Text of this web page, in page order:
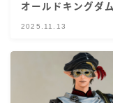
オールドキングダ
2025.11.13